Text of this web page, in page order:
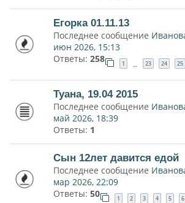
Егорка 01.11.13
Последнее сообщение
июн 2026, 15:13
Ответы: 258 1 … 23 24 25
Туана, 19.04 2015
Последнее сообщение
май 2026, 18:39
Ответы: 1
Сын 12лет давится едой
Последнее сообщение
мар 2026, 22:09
Ответы: 50 1 2 3 4 5 6